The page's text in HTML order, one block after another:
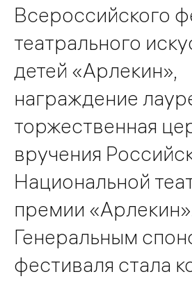
Всероссийского
театрального
детей «Арлекин»,
награждение
торжественная
вручения
Национальной
премии
Генеральным
фестиваля стала